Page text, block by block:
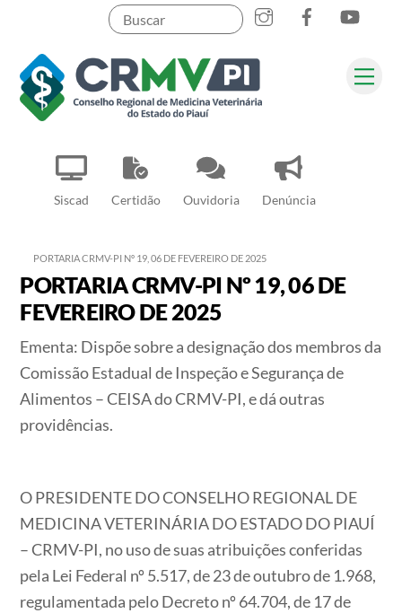
content
Siscad Certidão Ouvidoria Denúncia
InstagramFacebook
Pesquisar
PORTARIA CRMV-PI Nº 19, 06 DE FEVEREIRO DE 2025
PORTARIA CRMV-PI Nº 19, 06 DE
FEVEREIRO DE 2025
Ementa: Dispõe sobre a designação dos membros da
Comissão Estadual de Inspeção e Segurança de
Alimentos – CEISA do CRMV-PI, e dá outras
providências.
O PRESIDENTE DO CONSELHO REGIONAL DE
MEDICINA VETERINÁRIA DO ESTADO DO PIAUÍ
– CRMV-PI, no uso de suas atribuições conferidas
pela Lei Federal nº 5.517, de 23 de outubro de 1.968,
regulamentada pelo Decreto nº 64.704, de 17 de